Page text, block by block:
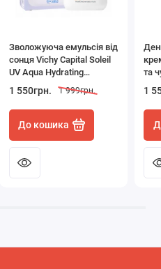
Зволожуюча емульсія від
сонця Vichy Capital Soleil
UV Aqua Hydrating
Invisible Fluid SPF 50
флакон 50 мл
1 550грн. 1 999грн.
До кошика
та
1